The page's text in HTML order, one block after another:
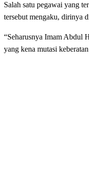
Salah satu pegawai yang
tersebut mengaku, dirinya
“Seharusnya Imam Abdul
yang kena mutasi